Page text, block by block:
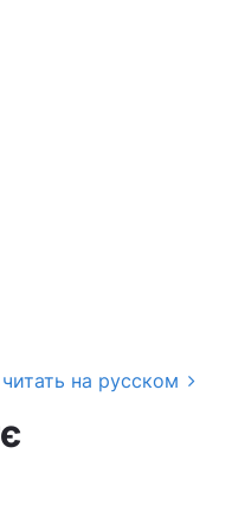
читать на русском